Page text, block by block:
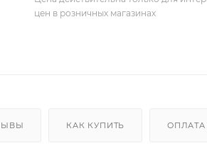
цен в розничных магазинах
КАК КУПИТЬ ОПЛАТА